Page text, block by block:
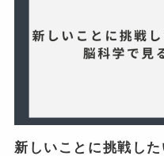
新しいことに挑戦し